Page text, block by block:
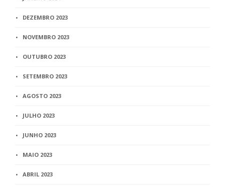
DEZEMBRO 2023
NOVEMBRO 2023
OUTUBRO 2023
SETEMBRO 2023
AGOSTO 2023
JULHO 2023
JUNHO 2023
MAIO 2023
ABRIL 2023